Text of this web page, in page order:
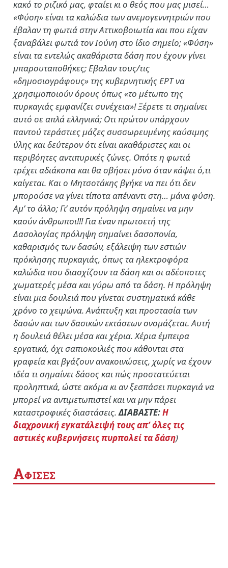
κακό το ριζικό μας, φταίει κι ο θεός που μας μισεί…
«Φύση» είναι τα καλώδια των ανεμογεννητριών που
έβαλαν τη φωτιά στην Αττικοβοιωτία και που είχαν
ξαναβάλει φωτιά τον Ιούνη στο ίδιο σημείο; «Φύση»
είναι τα εντελώς ακαθάριστα δάση που έχουν γίνει
μπαρουταποθήκες; Εβαλαν τους/τις
«δημοσιογράφους» της κυβερνητικής ΕΡΤ να
χρησιμοποιούν όρους όπως «το μέτωπο της
πυρκαγιάς εμφανίζει συνέχεια»! Ξέρετε τι σημαίνει
αυτό σε απλά ελληνικά; Οτι πρώτον υπάρχουν
παντού τεράστιες μάζες συσσωρευμένης καύσιμης
ύλης και δεύτερον ότι είναι ακαθάριστες και οι
περιβόητες αντιπυρικές ζώνες. Οπότε η φωτιά
τρέχει αδιάκοπα και θα σβήσει μόνο όταν κάψει ό,τι
καίγεται. Και ο Μητσοτάκης βγήκε να πει ότι δεν
μπορούσε να γίνει τίποτα απέναντι στη… μάνα φύση.
Αμ’ το άλλο; Γι’ αυτόν πρόληψη σημαίνει να μην
καούν άνθρωποι!!! Για έναν πρωτοετή της
Δασολογίας πρόληψη σημαίνει δασοπονία,
καθαρισμός των δασών, εξάλειψη των εστιών
πρόκλησης πυρκαγιάς, όπως τα ηλεκτροφόρα
καλώδια που διασχίζουν τα δάση και οι αδέσποτες
χωματερές μέσα και γύρω από τα δάση. Η πρόληψη
είναι μια δουλειά που γίνεται συστηματικά κάθε
χρόνο το χειμώνα. Ανάπτυξη και προστασία των
δασών και των δασικών εκτάσεων ονομάζεται. Αυτή
η δουλειά θέλει μέσα και χέρια. Χέρια έμπειρα
εργατικά, όχι σαπιοκοιλιές που κάθονται στα
γραφεία και βγάζουν ανακοινώσεις, χωρίς να έχουν
ιδέα τι σημαίνει δάσος και πώς προστατεύεται
προληπτικά, ώστε ακόμα κι αν ξεσπάσει πυρκαγιά να
μπορεί να αντιμετωπιστεί και να μην πάρει
καταστροφικές διαστάσεις.ΔΙΑΒΑΣΤΕ:Η
διαχρονική εγκατάλειψή τους απ’ όλες τις
αστικές κυβερνήσεις πυρπολεί τα δάση)
ΑΦΙΣΕΣ